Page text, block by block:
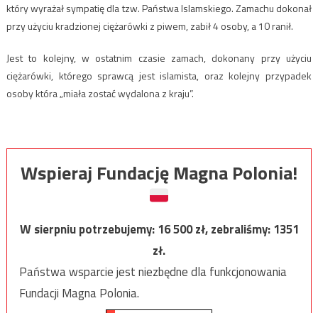
który wyrażał sympatię dla tzw. Państwa Islamskiego. Zamachu dokonał
przy użyciu kradzionej ciężarówki z piwem, zabił 4 osoby, a 10 ranił.
Jest to kolejny, w ostatnim czasie zamach, dokonany przy użyciu
ciężarówki, którego sprawcą jest islamista, oraz kolejny przypadek
osoby która „miała zostać wydalona z kraju”.
Wspieraj Fundację Magna Polonia!
W sierpniu potrzebujemy:16 500zł, zebraliśmy:1351
zł.
Państwa wsparcie jest niezbędne dla funkcjonowania
Fundacji Magna Polonia.